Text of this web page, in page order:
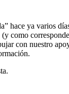
hace ya varios
como
con nuestro